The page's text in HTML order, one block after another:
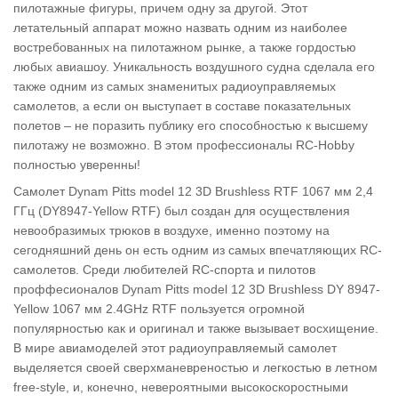
пилотажные фигуры, причем одну за другой. Этот
летательный аппарат можно назвать одним из наиболее
востребованных на пилотажном рынке, а также гордостью
любых авиашоу. Уникальность воздушного судна сделала его
также одним из самых знаменитых радиоуправляемых
самолетов, а если он выступает в составе показательных
полетов – не поразить публику его способностью к высшему
пилотажу не возможно. В этом профессионалы RC-Hobby
полностью уверенны!
Самолет Dynam Pitts model 12 3D Brushless RTF 1067 мм 2,4
ГГц (DY8947-Yellow RTF) был создан для осуществления
невообразимых трюков в воздухе, именно поэтому на
сегодняшний день он есть одним из самых впечатляющих RC-
самолетов. Среди любителей RC-спорта и пилотов
проффесионалов Dynam Pitts model 12 3D Brushless DY 8947-
Yellow 1067 мм 2.4GHz RTF пользуется огромной
популярностью как и оригинал и также вызывает восхищение.
В мире авиамоделей этот радиоуправляемый самолет
выделяется своей сверхманевреностью и легкостью в летном
free-style, и, конечно, невероятными высокоскоростными